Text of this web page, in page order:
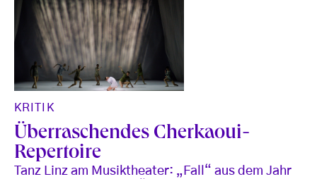
KRITIK
Überraschendes Cherkaoui-
Repertoire
Tanz Linz am Musiktheater: „Fall“ aus dem Jahr